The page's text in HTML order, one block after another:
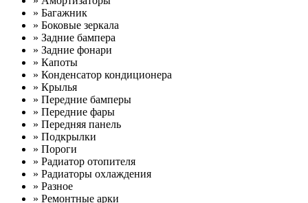
» Багажник
» Боковые зеркала
» Задние бампера
» Задние фонари
» Капоты
» Конденсатор кондиционера
» Крылья
» Передние бамперы
» Передние фары
» Передняя панель
» Подкрылки
» Пороги
» Радиатор отопителя
» Радиаторы охлаждения
» Разное
» Ремонтные арки